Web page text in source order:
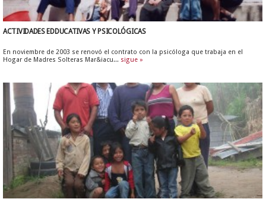
ACTIVIDADES EDDUCATIVAS Y PSICOLÓGICAS
En noviembre de 2003 se renovó el contrato con la psicóloga que trabaja en el
Hogar de Madres Solteras Mar&iacu... sigue »